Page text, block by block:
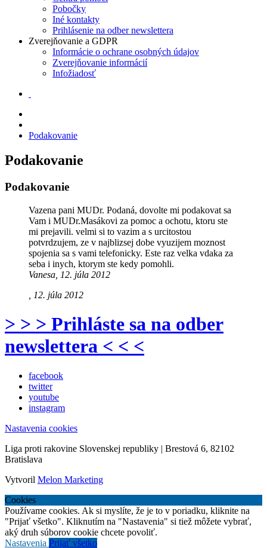
Pobočky
Iné kontakty
Prihlásenie na odber newslettera
Zverejňovanie a GDPR
Informácie o ochrane osobných údajov
Zverejňovanie informácií
Infožiadosť
Podakovanie
Podakovanie
Podakovanie
Vazena pani MUDr. Podaná, dovolte mi podakovat sa
Vam i MUDr.Masákovi za pomoc a ochotu, ktoru ste
mi prejavili. velmi si to vazim a s urcitostou
potvrdzujem, ze v najblizsej dobe vyuzijem moznost
spojenia sa s vami telefonicky. Este raz velka vdaka za
seba i inych, ktorym ste kedy pomohli.
Vanesa, 12. júla 2012
, 12. júla 2012
> > > Prihláste sa na odber
newslettera < < <
facebook
twitter
youtube
instagram
Nastavenia cookies
Liga proti rakovine Slovenskej republiky | Brestová 6, 82102
Bratislava
Vytvoril Melon Marketing
Cookies
Používame cookies. Ak si myslíte, že je to v poriadku, kliknite na
"Prijať všetko". Kliknutím na "Nastavenia" si tiež môžete vybrať,
aký druh súborov cookie chcete povoliť.
Nastavenia Prijať všetko